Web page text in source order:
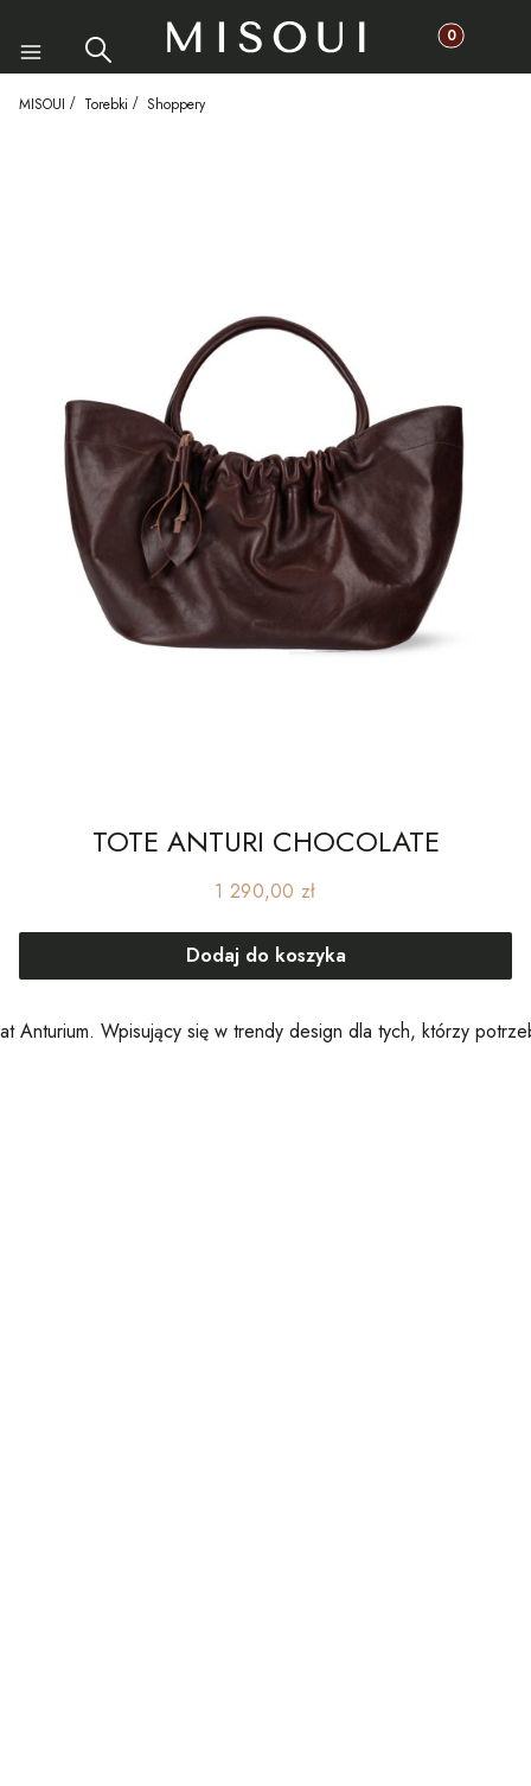
Menu Szukaj Produkty w
Koszyk
MISOUI Torebki Shoppery
TOTE ANTURI CHOCOLATE
Cena
1 290,00 zł
Dodaj do koszyka
Wpisujący się w trendy design dla tych, którzy